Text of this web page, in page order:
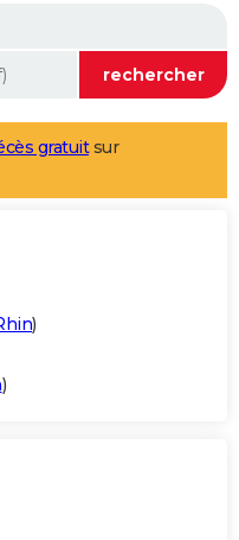
gratuitsur
)
)